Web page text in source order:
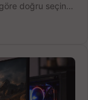
doğru seçin,